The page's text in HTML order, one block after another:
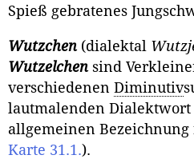
Spieß gebratenes
Wutzchen(dialektal
Wutzelchensind
verschiedenen Diminutiv
lautmalenden Dialekt­wort
allgemeinen
Karte 31.1.).